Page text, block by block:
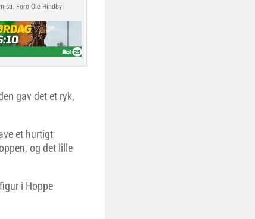
Foro Ole Hindby
gav det et ryk,
et hurtigt
og det lille
i Hoppe